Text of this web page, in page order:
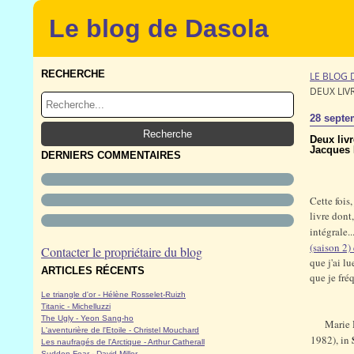
Le blog de Dasola
RECHERCHE
DERNIERS COMMENTAIRES
Contacter le propriétaire du blog
ARTICLES RÉCENTS
Le triangle d'or - Hélène Rosselet-Ruizh
Titanic - Michelluzzi
The Ugly - Yeon Sang-ho
L'aventurière de l'Etoile - Christel Mouchard
Les naufragés de l'Arctique - Arthur Catherall
LE BLOG
DEUX
28
Deux
Jacques
Cette
livre
(saison 2)
que j'ai
que je
Marie
1982), in